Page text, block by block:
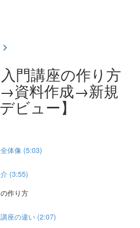
門講座の作り方
→資料作成→新規
ビュー】
体像 (5:03)
(3:55)
作り方
座の違い (2:07)